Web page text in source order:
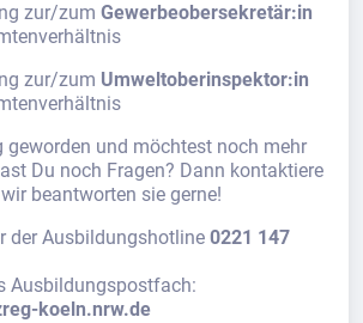
zur/zum Gewerbeobersekretär:in
zur/zum Umweltoberinspektor:in
geworden und möchtest noch mehr
Du noch Fragen? Dann kontaktiere
beantworten sie gerne!
der Ausbildungshotline 0221 147
Ausbildungspostfach:
koeln.nrw.de